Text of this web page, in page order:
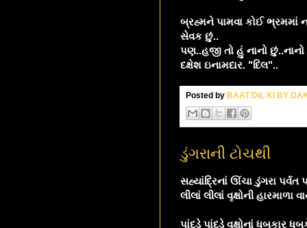
બ્રહ્મને પામવા કોઈ ભ્રમમાં
સેવક છું..
પણ..હજી તો હું નાનો
દક્ષેશ ઇનામદાર. "દિલ"..
Posted by BAAT DIL KI BY
ડુંગરાની ટોચથી
સહ્યાંદ્રિનાં ઊંચા ડુંગરા
લીલાં લીલાં વૃક્ષોની હારમાળા
પાંદડે પાંદડે વૃક્ષોનાં ધબકાર